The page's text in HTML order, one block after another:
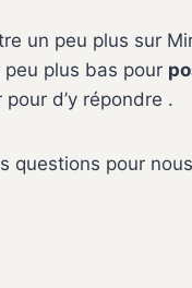
un peu plus sur
plus bas pour
d’y répondre .
questions pour